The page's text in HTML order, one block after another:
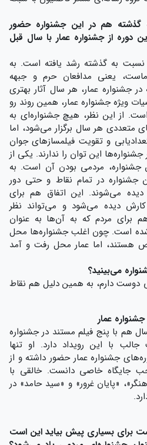
گذشته هم در این جشنواره حضور
دوره از جشنواره عمار با سال قبل
نسبت به گذشته رشد یافته است. به
یعنی مدافعان حرم و جبهه
جشنواره عمار، هر سال آثار بهتری
ویژه جشنواره عمار، همین روند رو
از این نظر، هیچ جشنواره‌ای به
متعددی هر سال برگزار می‌شود، اما
و تقویت فیلمسازهای جوان
این توان را ندارند. یکی از
جشنواره، مردمی بودن آن است. به
در تمام نقاط و حتی دور
دیده می‌شوند. این اتفاق هم برای
دیده می‌شود و می‌تواند نظر
برای مردم که به آن‌ها به عنوان
است. چون اغلب جشنواره‌ها محل
هستند، اما عمار محل رفت و آمد
می‌بینید؟
دوست دارم، به همین دلیل هم نقاط
عمار
هم با پنج فیلم مستند در جشنواره
با این رویداد دارد. او تنها
جشنواره عمار حضور داشته و از
جایگاه خاصی دانست. خالقی با
«پایان غرور» و «سید حامد» در
برای بسیاری پیش بیاید این است